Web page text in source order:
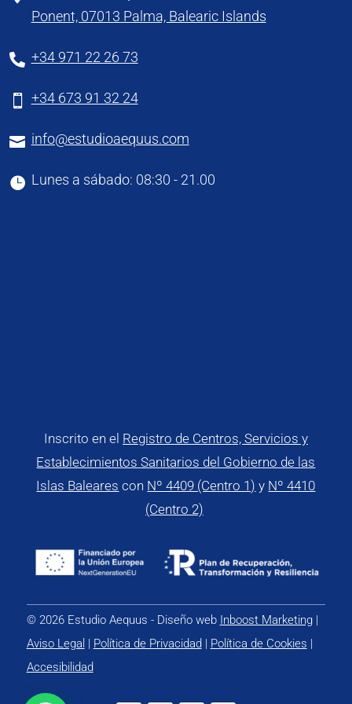
Ponent, 07013 Palma, Balearic Islands
 +34 971 22 26 73
 +34 673 91 32 24
 info@estudioaequus.com
 Lunes a sábado: 08:30 - 21.00
Inscrito en el Registro de Centros, Servicios y
Establecimientos Sanitarios del Gobierno de las
Islas Baleares con Nº 4409 (Centro 1) y Nº 4410
(Centro 2)
© 2026 Estudio Aequus - Diseño web Inboost Marketing|
Aviso Legal | Política de Privacidad | Política de Cookies |
Accesibilidad